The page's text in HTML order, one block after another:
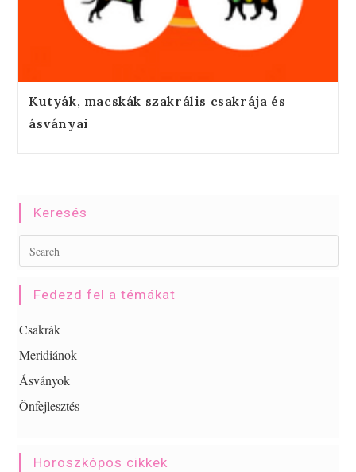
Kutyák, macskák szakrális csakrája és
ásványai
Keresés
Fedezd fel a témákat
Csakrák
Meridiánok
Ásványok
Önfejlesztés
Horoszkópos cikkek